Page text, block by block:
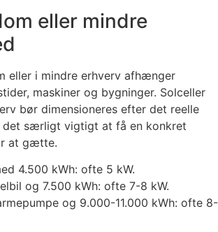
eller mindre
eller i mindre erhverv afhænger
maskiner og bygninger. Solceller
bør dimensioneres efter det reelle
det særligt vigtigt at få en konkret
at gætte.
4.500 kWh: ofte 5 kW.
og 7.500 kWh: ofte 7-8 kW.
og 9.000-11.000 kWh: ofte 8-